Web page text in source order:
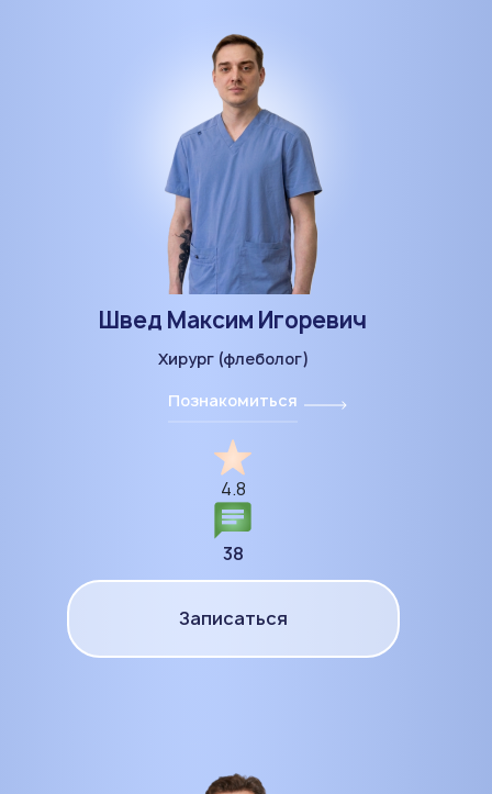
Швед Максим Игоревич
Хирург (флеболог)
Познакомиться
4.8
38
Записаться